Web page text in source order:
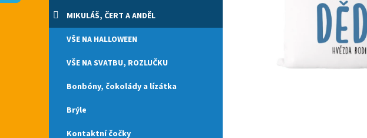
e
l
MIKULÁŠ, ČERT A ANDĚL
VŠE NA HALLOWEEN
VŠE NA SVATBU, ROZLUČKU
Bonbóny, čokolády a lízátka
Brýle
Kontaktní čočky